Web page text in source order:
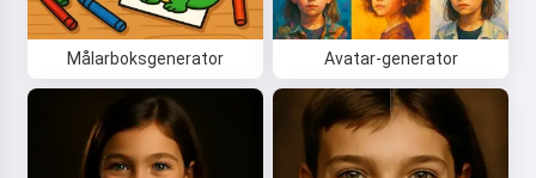
Målarboksgenerator Avatar-generator